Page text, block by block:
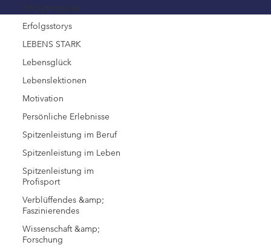
Erfolgsimpulse
Erfolgsstorys
LEBENS STARK
Lebensglück
Lebenslektionen
Motivation
Persönliche Erlebnisse
Spitzenleistung im Beruf
Spitzenleistung im Leben
Spitzenleistung im
Profisport
Verblüffendes &amp;
Faszinierendes
Wissenschaft &amp;
Forschung